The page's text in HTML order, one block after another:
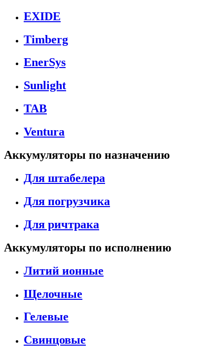
EXIDE
Timberg
EnerSys
Sunlight
TAB
Ventura
Аккумуляторы по назначению
Для штабелера
Для погрузчика
Для ричтрака
Аккумуляторы по исполнению
Литий ионные
Щелочные
Гелевые
Свинцовые